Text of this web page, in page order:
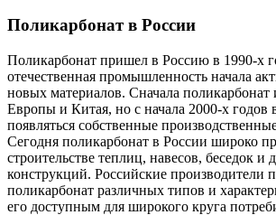
Поликарбонат в России
Поликарбонат пришел в Россию в 1990-х
отечественная промышленность начала
новых материалов. Сначала поликарбонат
Европы и Китая, но с начала 2000-х годов
появляться собственные
Сегодня поликарбонат в России широко
строительстве теплиц, навесов, беседок и
конструкций. Российские производители
поликарбонат различных типов и
его доступным для широкого круга